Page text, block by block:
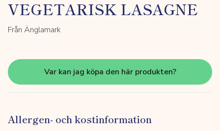
VEGETARISK LASAGNE
Från Änglamark
Var kan jag köpa den här produkten?
Allergen- och kostinformation